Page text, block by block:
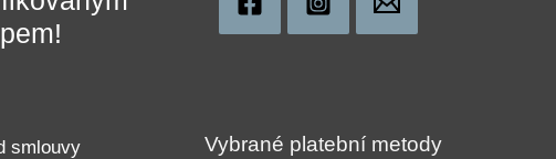
smlouvy
Vybrané platební metody